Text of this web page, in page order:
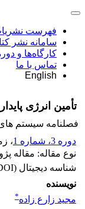
فهرست
سامانه نشر
کارگاه‌ها و
تماس با ما
English
تأمین انرژی
فصلنامه سیستم های
دوره 3، شماره 1
،
نوع مقاله: مقاله
شناسه دیجیتال (DOI):
نویسنده
مجید زارع زاده*